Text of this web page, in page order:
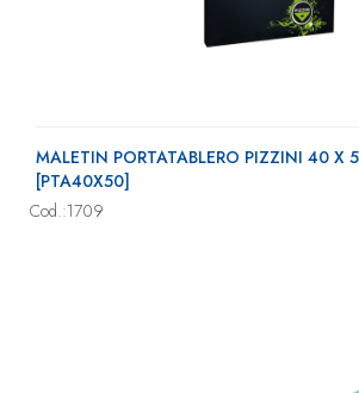
MALETIN PORTATABLERO PIZZINI 40 X
[PTA40X50]
Cod.:1709